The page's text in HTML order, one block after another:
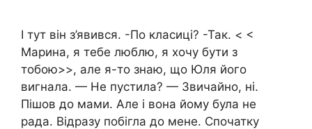
І тут він з’явився. -По класиці? -Так. < <
Марина, я тебе люблю, я хочу бути з
тобою>>, але я-то знаю, що Юля його
вигнала. — Не пустила? — Звичайно, ні.
Пішов до мами. Але і вона йому була не
рада. Відразу побігла до мене. Спочатку